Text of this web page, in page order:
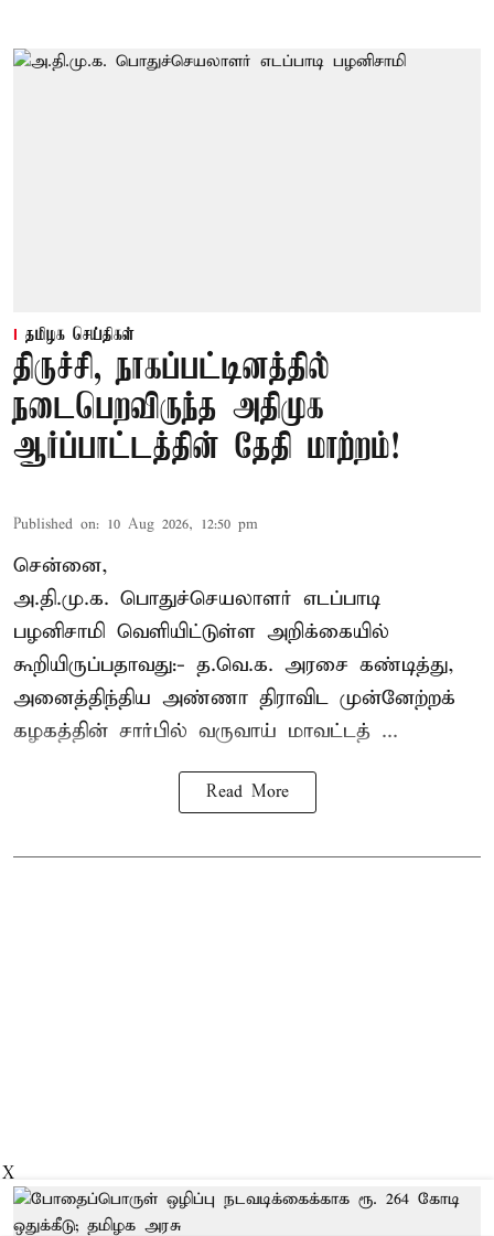
தமிழக செய்திகள்
திருச்சி, நாகப்பட்டினத்தில்
நடைபெறவிருந்த அதிமுக
ஆர்ப்பாட்டத்தின் தேதி மாற்றம்!
Published on: 10 Aug 2026, 12:50 pm
சென்னை,
அ.தி.மு.க. பொதுச்செயலாளர் எடப்பாடி
பழனிசாமி வெளியிட்டுள்ள அறிக்கையில்
கூறியிருப்பதாவது:- த.வெ.க. அரசை கண்டித்து,
அனைத்திந்திய அண்ணா திராவிட முன்னேற்றக்
கழகத்தின் சார்பில் வருவாய் மாவட்டத் ...
Read More
X